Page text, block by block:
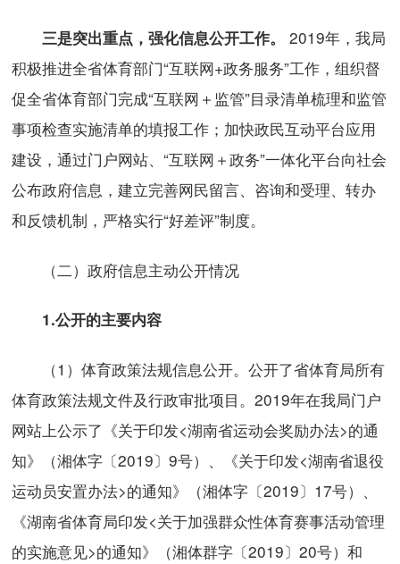
三是突出重点，强化信息公开工作。
2019年，我局
积极推进全省体育部门“互联网+政务服务”工作，组织督
促全省体育部门完成“互联网＋监管”目录清单梳理和监管
事项检查实施清单的填报工作；加快政民互动平台应用
建设，通过门户网站、“互联网＋政务”一体化平台向社会
公布政府信息，建立完善网民留言、咨询和受理、转办
和反馈机制，严格实行“好差评”制度。
（二）政府信息主动公开情况
1.公开的主要内容
（1）体育政策法规信息公开。公开了省体育局所有
体育政策法规文件及行政审批项目。2019年在我局门户
网站上公示了《关于印发<湖南省运动会奖励办法>的通
知》（湘体字〔2019〕9号）、《关于印发<湖南省退役
运动员安置办法>的通知》（湘体字〔2019〕17号）、
《湖南省体育局印发<关于加强群众性体育赛事活动管理
的实施意见>的通知》（湘体群字〔2019〕20号）和